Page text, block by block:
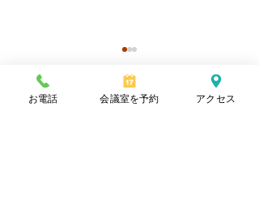
お電話 会議室を予約 アクセス